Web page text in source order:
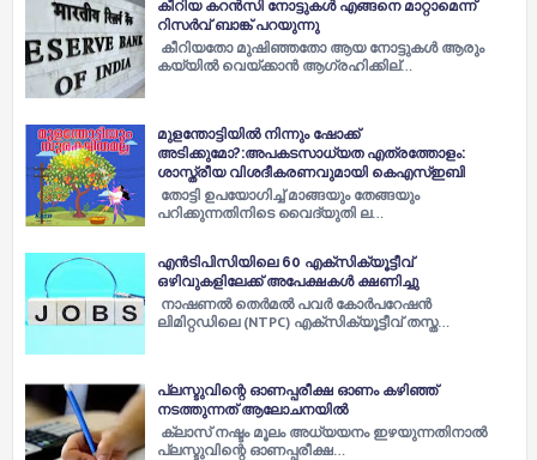
കീറിയ കറൻസി നോട്ടുകൾ എങ്ങനെ മാറ്റാമെന്ന്
റിസർവ് ബാങ്ക് പറയുന്നു
കീറിയതോ മുഷിഞ്ഞതോ ആയ നോട്ടുകൾ ആരും
കയ്യിൽ വെയ്ക്കാൻ ആഗ്രഹിക്കില്…
മുളന്തോട്ടിയില്‍ നിന്നും ഷോക്ക്
അടിക്കുമോ?:അപകടസാധ്യത എത്രത്തോളം:
ശാസ്ത്രീയ വിശദീകരണവുമായി കെഎസ്‌ഇബി
തോട്ടി ഉപയോഗിച്ച്‌ മാങ്ങയും തേങ്ങയും
പറിക്കുന്നതിനിടെ വൈദ്യുതി ല…
എൻടിപിസിയിലെ 60 എക്സിക്യൂട്ടീവ്
ഒഴിവുകളിലേക്ക് അപേക്ഷകൾ ക്ഷണിച്ചു
നാഷണൽ തെർമൽ പവർ കോർപറേഷൻ
ലിമിറ്റഡിലെ (NTPC) എക്സിക്യൂട്ടീവ് തസ്ത…
പ്ലസ്ടുവിന്റെ ഓണപ്പരീക്ഷ ഓണം കഴിഞ്ഞ്‌
നടത്തുന്നത് ആലോചനയിൽ
ക്ലാസ്‌ നഷ്ടം മൂലം അധ്യയനം ഇഴയുന്നതിനാൽ
പ്ലസ്ടുവിന്റെ ഓണപ്പരീക്ഷ…